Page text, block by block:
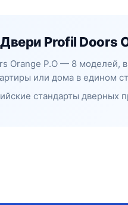
Profil Doors
Orange P.O — 8 моделей,
или дома в едином
стандарты